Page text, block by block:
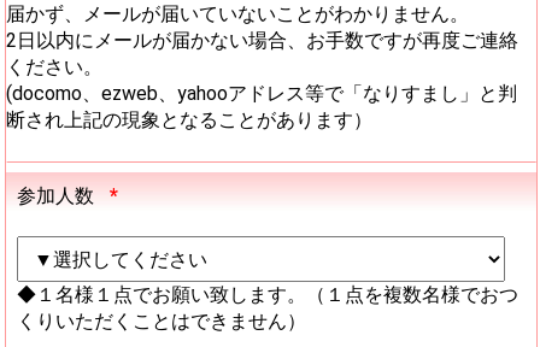
届かず、メールが届いていないことがわかりません。
2日以内にメールが届かない場合、お手数ですが再度ご連絡
ください。
(docomo、ezweb、yahooアドレス等で「なりすまし」と判
断され上記の現象となることがあります）
参加人数 *
◆１名様１点でお願い致します。（１点を複数名様でおつ
くりいただくことはできません）